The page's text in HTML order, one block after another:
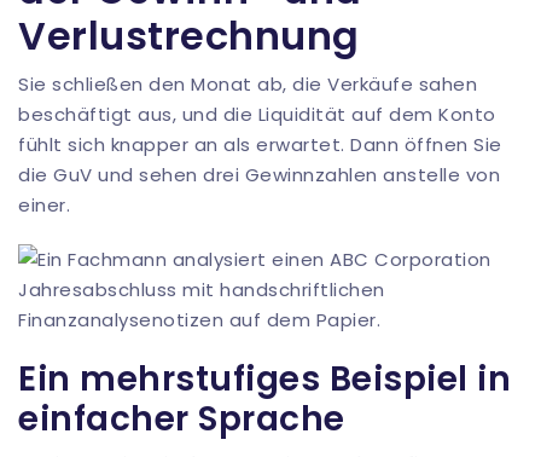
Verlustrechnung
Sie schließen den Monat ab, die Verkäufe sahen
beschäftigt aus, und die Liquidität auf dem Konto
fühlt sich knapper an als erwartet. Dann öffnen Sie
die GuV und sehen drei Gewinnzahlen anstelle von
einer.
Ein mehrstufiges Beispiel in
einfacher Sprache